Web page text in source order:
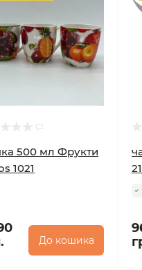
500 мл Фрукти
1021
До кошика